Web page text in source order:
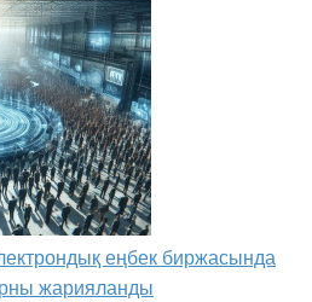
еңбек биржасында
жарияланды